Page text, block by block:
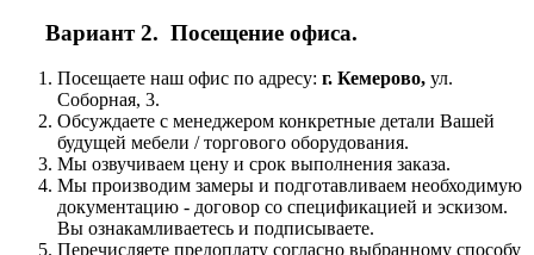
Вариант 2. Посещение офиса.
Посещаете наш офис по адресу: г. Кемерово, ул.
Соборная, 3.
Обсуждаете с менеджером конкретные детали Вашей
будущей мебели / торгового оборудования.
Мы озвучиваем цену и срок выполнения заказа.
Мы производим замеры и подготавливаем необходимую
документацию - договор со спецификацией и эскизом.
Вы ознакамливаетесь и подписываете.
Перечисляете предоплату согласно выбранному способу